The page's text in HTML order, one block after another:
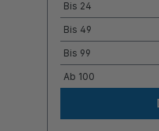
Bis 24
Bis 49
Bis 99
Ab 100